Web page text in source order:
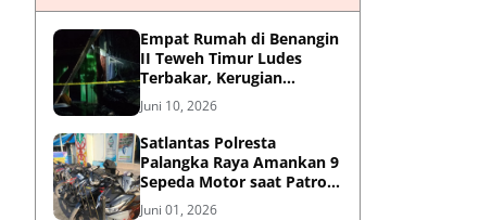
Empat Rumah di Benangin
II Teweh Timur Ludes
Terbakar, Kerugian
Diperkirakan Rp550 Juta
Juni 10, 2026
Satlantas Polresta
Palangka Raya Amankan 9
Sepeda Motor saat Patroli
Antisipasi Balapan Liar
Juni 01, 2026